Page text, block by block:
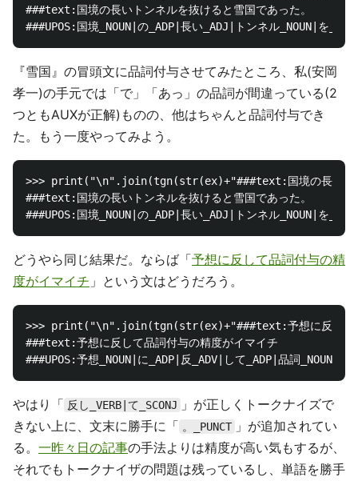
###text:国境の長いトンネルを抜けると雪国であった。
『雪国』の冒頭文に品詞付与させてみたところ、私(安岡
孝一)の手元では「で」「あっ」の品詞が間違っている(2
つともAUXが正解)ものの、他はちゃんと品詞付与でき
た。もう一度やってみよう。
>>> print("\n".join(tgn(str(ex)+"###text:国境の長いト
###text:国境の長いトンネルを抜けると雪国であった。
どうやら同じ結果だ。ならば「予想に反して品詞付与の精
度がイマイチ 」という文はどうだろう。
>>> print("\n".join(tgn(str(ex)+"###text:予想に反して
###text:予想に反して品詞付与の精度がイマイチ
やはり「 反し_VERB|て_SCONJ
」が正しくトークナイズで
きない上に、文末に勝手に「 。_PUNCT 」が追加されてい
る。 一昨々日の記事の手法よりは精度が高い気もするが、
それでもトークナイザの問題は残っているし、単語を勝手